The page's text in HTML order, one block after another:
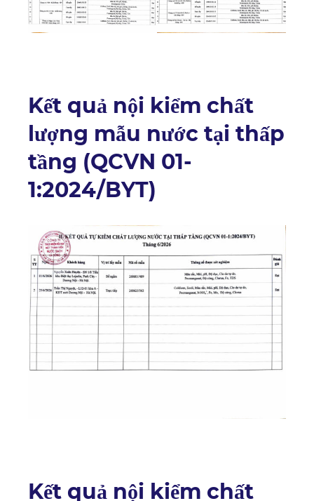
Kết quả nội kiểm chất
lượng mẫu nước tại thấp
tầng (QCVN 01-
1:2024/BYT)
Kết quả nội kiểm chất